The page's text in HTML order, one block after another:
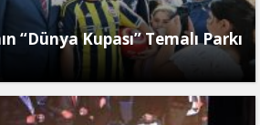
“Dünya Kupası” Temalı Parkı